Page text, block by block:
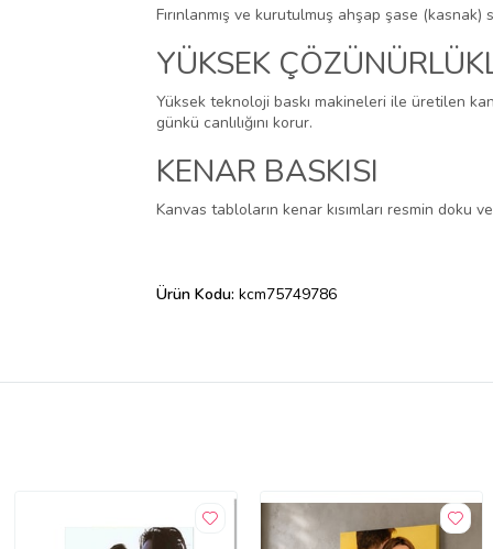
Fırınlanmış ve kurutulmuş ahşap şase
YÜKSEK
Yüksek teknoloji baskı makineleri ile üretilen
günkü canlılığını korur.
KENAR BASKISI
Kanvas tabloların kenar kısımları resmin
Ürün Kodu: kcm75749786